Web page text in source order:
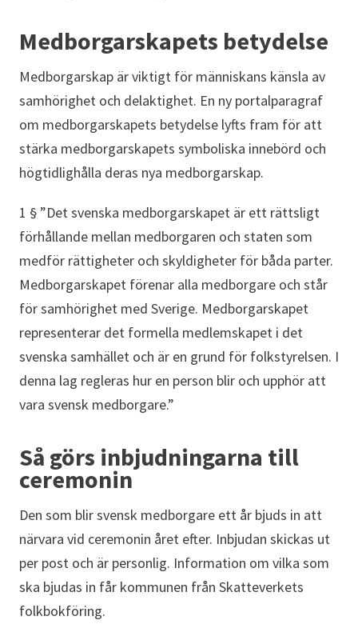
Medborgarskapets betydelse
Medborgarskap är viktigt för människans känsla av
samhörighet och delaktighet. En ny portalparagraf
om medborgarskapets betydelse lyfts fram för att
stärka medborgarskapets symboliska innebörd och
högtidlighålla deras nya medborgarskap.
1 § ”Det svenska medborgarskapet är ett rättsligt
förhållande mellan medborgaren och staten som
medför rättigheter och skyldigheter för båda parter.
Medborgarskapet förenar alla medborgare och står
för samhörighet med Sverige. Medborgarskapet
representerar det formella medlemskapet i det
svenska samhället och är en grund för folkstyrelsen. I
denna lag regleras hur en person blir och upphör att
vara svensk medborgare.”
Så görs inbjudningarna till
ceremonin
Den som blir svensk medborgare ett år bjuds in att
närvara vid ceremonin året efter. Inbjudan skickas ut
per post och är personlig. Information om vilka som
ska bjudas in får kommunen från Skatteverkets
folkbokföring.